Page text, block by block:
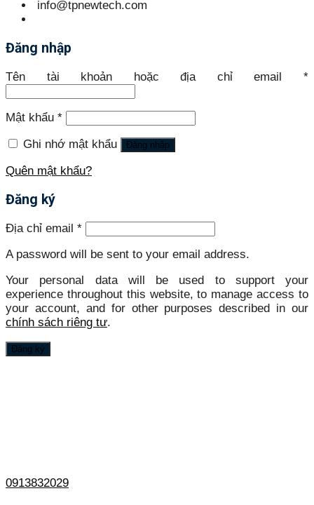
info@tpnewtech.com
Đăng nhập
Tên tài khoản hoặc địa chỉ email *
Mật khẩu *
Ghi nhớ mật khẩu Đăng nhập
Quên mật khẩu?
Đăng ký
Địa chỉ email *
A password will be sent to your email address.
Your personal data will be used to support your
experience throughout this website, to manage access to
your account, and for other purposes described in our
chính sách riêng tư.
Đăng ký
0913832029